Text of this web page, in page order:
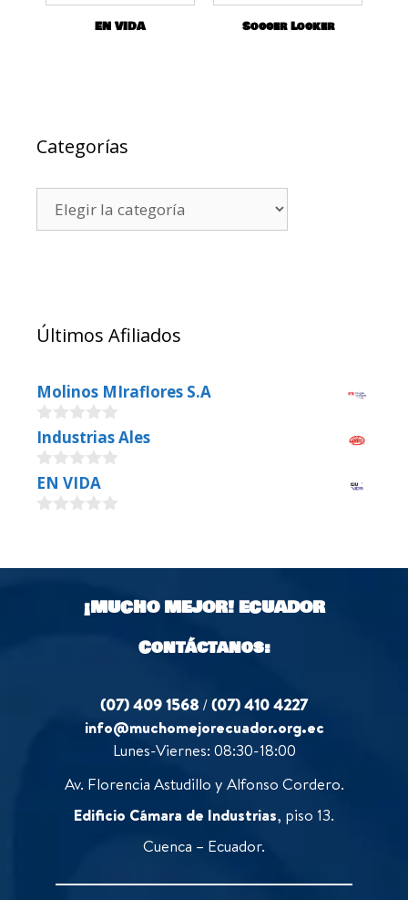
EN VIDA Soccer Locker
Categorías
Últimos Afiliados
Molinos MIraflores S.A
0
o
u
t
o
f
Industrias Ales
0
o
u
5
EN VIDA
t
¡MUCHO MEJOR!ECUADOR
Contáctanos:
(07) 409 1568 /(07) 410 4227
info@muchomejorecuador.org.ec
Lunes-Viernes: 08:30-18:00
Av. Florencia Astudillo y Alfonso Cordero.
Edificio Cámara de Industrias, piso 13.
Cuenca – Ecuador.